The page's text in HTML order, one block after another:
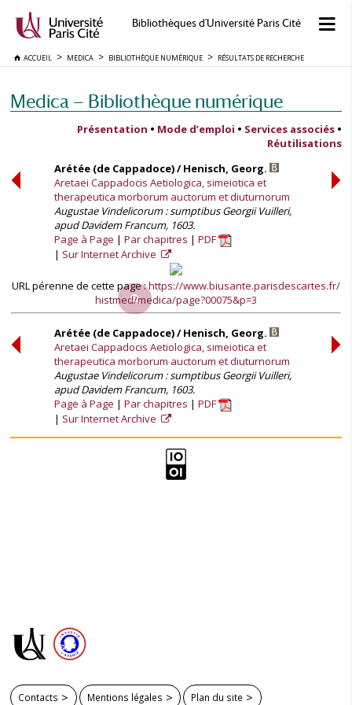
Bibliothèques d'Université Paris Cité
ACCUEIL MEDICA BIBLIOTHÈQUE NUMÉRIQUE RÉSULTATS DE RECHERCHE
Medica — Bibliothèque numérique
Présentation • Mode d’emploi • Services associés •
Réutilisations
Arétée (de Cappadoce) / Henisch, Georg.
Aretaei Cappadocis Aetiologica, simeiotica et
therapeutica morborum auctorum et diuturnorum
Augustae Vindelicorum : sumptibus Georgii Vuilleri,
apud Davidem Francum, 1603.
Page à Page
Par chapitres
PDF
Sur Internet Archive
URL pérenne de cette page :https://www.biusante.parisdescartes.fr/
histmed/medica/page?00075&p=3
Arétée (de Cappadoce) / Henisch, Georg.
Aretaei Cappadocis Aetiologica, simeiotica et
therapeutica morborum auctorum et diuturnorum
Augustae Vindelicorum : sumptibus Georgii Vuilleri,
apud Davidem Francum, 1603.
Page à Page
Par chapitres
PDF
Sur Internet Archive
Contacts Mentions légales Plan du site